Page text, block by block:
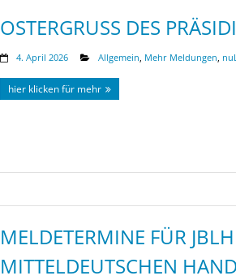
OSTERGRUSS DES
4. April 2026 Allgemein, Mehr Meldungen,
hier klicken für mehr
MELDETERMINE FÜR
MITTELDEUTSCHEN